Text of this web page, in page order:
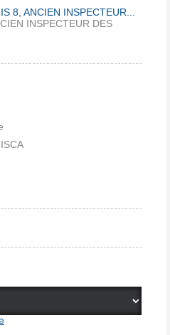
8, ANCIEN INSPECTEUR...
INSPECTEUR DES